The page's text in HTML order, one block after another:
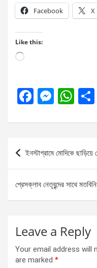
Facebook X
Like this:
Loading…
F
ce
b
o
o
k
M
se
g
er
W
at
s
A
p
p
Post
navigation
ইনস্টাগ্রামে মোদিকে
প্রেসক্লাব নেতৃবৃন্দের সাথে
Leave a Reply
Your email address will
are marked *